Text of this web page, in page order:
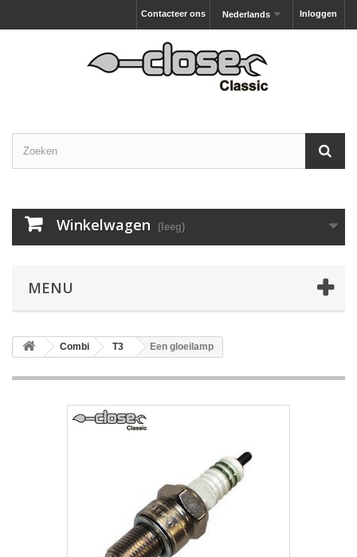
Inloggen
Nederlands
Contacteer ons
Winkelwagen (leeg)
MENU
Combi T3 Een gloeilamp